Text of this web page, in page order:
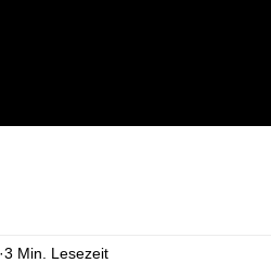
3 Min. Lesezeit